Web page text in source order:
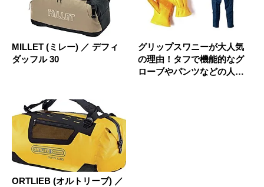
MILLET (ミレー) ／ デフィ
ダッフル 30
グリップスワニーが大人気
の理由！タフで機能的なグ
ローブやパンツなどの人気
ORTLIEB (オルトリーブ) ／